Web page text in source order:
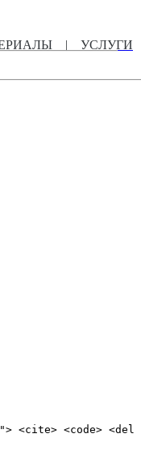
| УСЛУГИ
<code> <del